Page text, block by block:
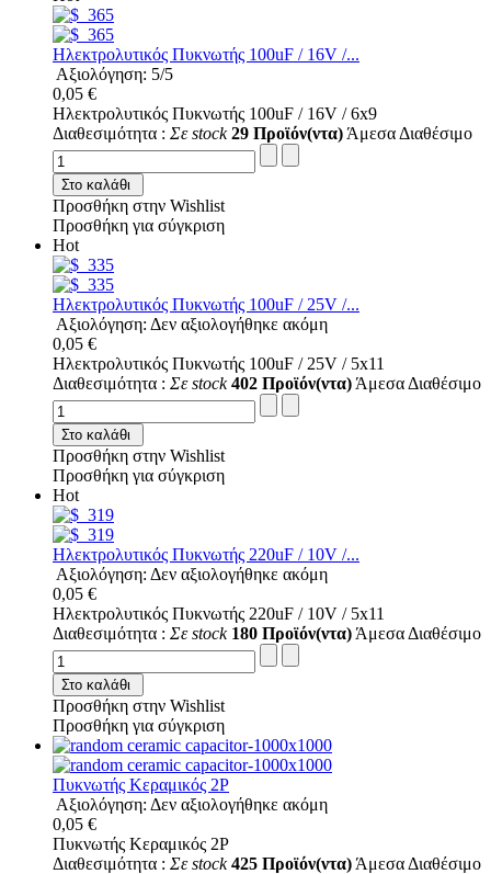
Ηλεκτρολυτικός Πυκνωτής 100uF / 16V /...
Αξιολόγηση: 5/5
0,05 €
Ηλεκτρολυτικός Πυκνωτής 100uF / 16V / 6x9
Διαθεσιμότητα : Σε stock 29 Προϊόν(ντα) Άμεσα Διαθέσιμο
Στο καλάθι
Προσθήκη στην Wishlist
Προσθήκη για σύγκριση
Hot
Ηλεκτρολυτικός Πυκνωτής 100uF / 25V /...
Αξιολόγηση: Δεν αξιολογήθηκε ακόμη
0,05 €
Ηλεκτρολυτικός Πυκνωτής 100uF / 25V / 5x11
Διαθεσιμότητα : Σε stock 402 Προϊόν(ντα) Άμεσα Διαθέσιμο
Στο καλάθι
Προσθήκη στην Wishlist
Προσθήκη για σύγκριση
Hot
Ηλεκτρολυτικός Πυκνωτής 220uF / 10V /...
Αξιολόγηση: Δεν αξιολογήθηκε ακόμη
0,05 €
Ηλεκτρολυτικός Πυκνωτής 220uF / 10V / 5x11
Διαθεσιμότητα : Σε stock 180 Προϊόν(ντα) Άμεσα Διαθέσιμο
Στο καλάθι
Προσθήκη στην Wishlist
Προσθήκη για σύγκριση
Πυκνωτής Κεραμικός 2P
Αξιολόγηση: Δεν αξιολογήθηκε ακόμη
0,05 €
Πυκνωτής Κεραμικός 2P
Διαθεσιμότητα : Σε stock 425 Προϊόν(ντα) Άμεσα Διαθέσιμο